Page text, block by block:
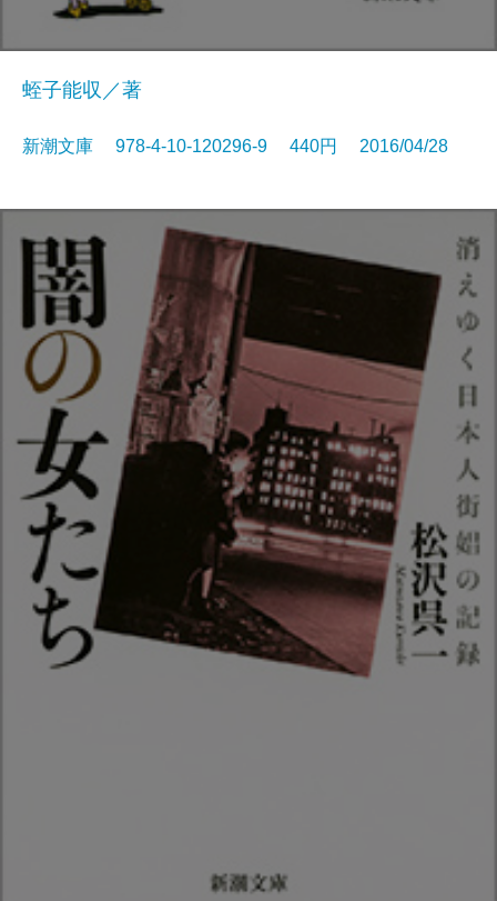
蛭子能収／著
新潮文庫 978-4-10-120296-9 440円 2016/04/28